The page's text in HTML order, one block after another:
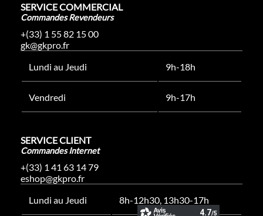
SERVICE COMMERCIAL
Commandes Revendeurs
+(33) 1 55 82 15 00
gk@gkpro.fr
Lundi au Jeudi
9h-18h
Vendredi 9h-17h
SERVICE CLIENT
Commandes Internet
+(33) 1 41 63 14 79
eshop@gkpro.fr
Lundi au Jeudi
8h-12h30, 13h30-17h